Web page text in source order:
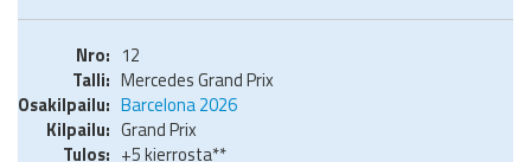
12
Mercedes Grand Prix
Barcelona 2026
Grand Prix
+5 kierrosta**